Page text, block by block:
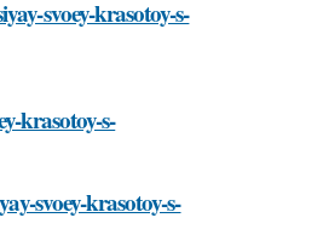
svoey-krasotoy-s-
krasotoy-s-
svoey-krasotoy-s-